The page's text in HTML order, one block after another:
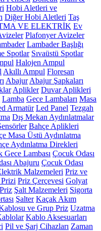
Hobi Aletleri ve
Diğer Hobi Aletleri Taş
VE ELEKTRİK Ev
Plafonyer Avizeler
Lambader Başlığı
Spotlar Sıvaüstü Spotlar
Halojen Ampul
Akıllı Ampul Floresan
Abajur Abajur Şapkaları
Aplikler Duvar Aplikleri
Lamba Gece Lambaları Masa
Armatür Led Panel Tezgah
Dış Mekan Aydınlatmalar
Bahçe Aplikleri
Masa Üstü Aydınlatma
Aydınlatma Direkleri
Gece Lambası Çocuk Odası
Abajuru Çocuk Odası
Malzemeleri Priz ve
Priz Çerçevesi Golyat
Şalt Malzemeleri Sigorta
Şalter Kaçak Akım
ve Grup Priz Uzatma
Kablo Aksesuarları
Pil ve Şarj Cihazları Zaman